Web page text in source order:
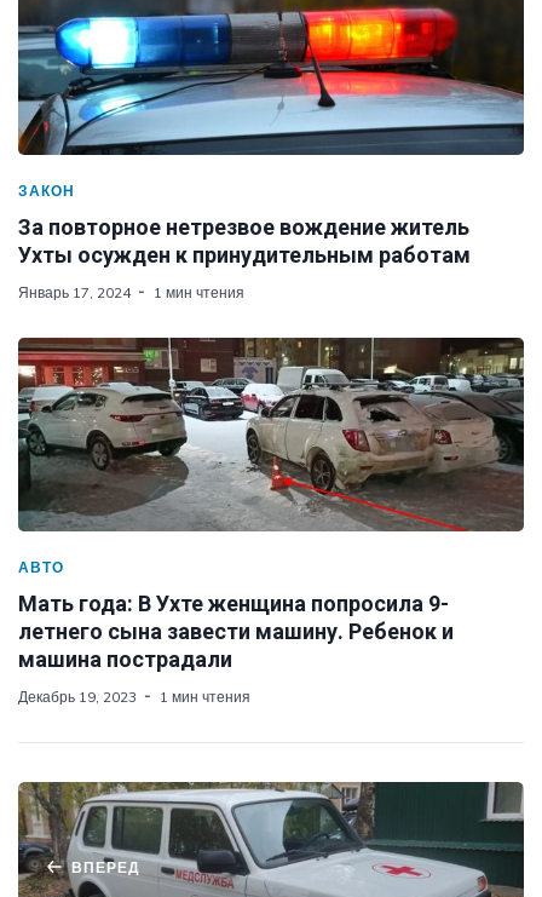
ЗАКОН
За повторное нетрезвое вождение житель
Ухты осужден к принудительным работам
Январь 17, 2024 1 мин чтения
АВТО
Мать года: В Ухте женщина попросила 9-
летнего сына завести машину. Ребенок и
машина пострадали
Декабрь 19, 2023 1 мин чтения
ВПЕРЕД